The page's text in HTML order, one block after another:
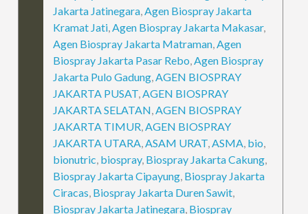
Jakarta Jatinegara,Agen Biospray Jakarta
Kramat Jati,Agen Biospray Jakarta Makasar,
Agen Biospray Jakarta Matraman,Agen
Biospray Jakarta Pasar Rebo,Agen Biospray
Jakarta Pulo Gadung,AGEN BIOSPRAY
JAKARTA PUSAT,AGEN BIOSPRAY
JAKARTA SELATAN,AGEN BIOSPRAY
JAKARTA TIMUR,AGEN BIOSPRAY
JAKARTA UTARA,ASAM URAT,ASMA, bio,
bionutric, biospray, Biospray Jakarta Cakung,
Biospray Jakarta Cipayung, Biospray Jakarta
Ciracas, Biospray Jakarta Duren Sawit,
Biospray Jakarta Jatinegara, Biospray